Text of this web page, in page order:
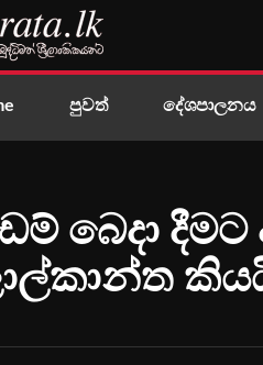
පුවත් දේශපාලනය
බෙදා